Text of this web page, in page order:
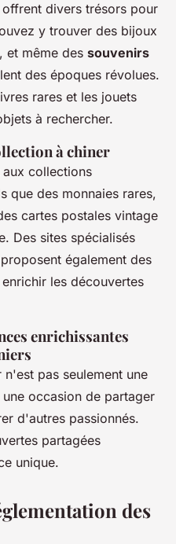
offrent divers trésors pour
y trouver des bijoux
et même des souvenirs
des époques révolues.
rares et les jouets
à rechercher.
à chiner
collections
que des monnaies rares,
cartes postales vintage
Des sites spécialisés
également des
les découvertes
enrichissantes
pas seulement une
occasion de partager
d'autres passionnés.
partagées
unique.
des